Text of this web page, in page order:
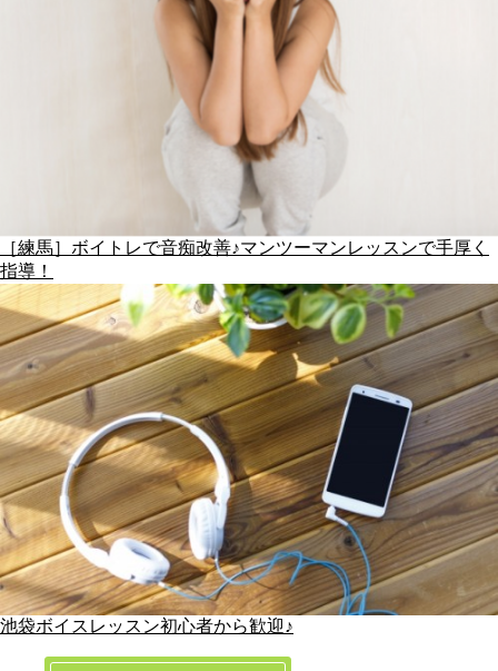
［練馬］ボイトレで音痴改善♪マンツーマンレッスンで手厚く
指導！
池袋ボイスレッスン初心者から歓迎♪